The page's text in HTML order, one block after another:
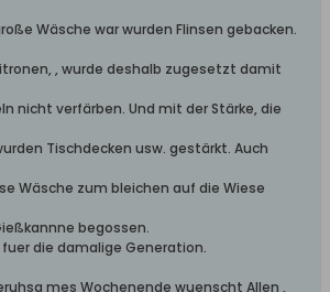
Wäsche war wurden Flinsen gebacken.
, wurde deshalb zugesetzt damit
nicht verfärben. Und mit der Stärke, die
Tischdecken usw. gestärkt. Auch
Wäsche zum bleichen auf die Wiese
begossen.
die damalige Generation.
mes Wochenende wuenscht Allen ,